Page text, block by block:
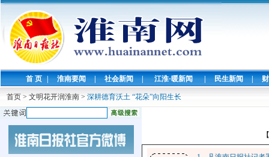
首 页 | 淮南要闻 | 社会新闻 | 江淮·暖新闻 | 民生新闻 |
首页 > 文明花开润淮南 > 深耕德育沃土 “花朵”向阳生长